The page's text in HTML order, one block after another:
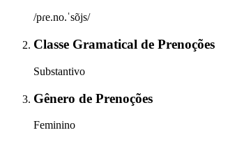
/pɾe.no.ˈsõjs/
Classe Gramatical de Prenoções
Substantivo
Gênero de Prenoções
Feminino